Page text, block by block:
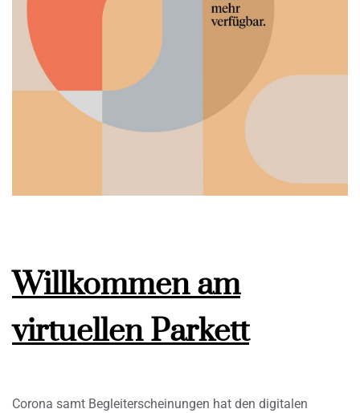
Willkommen am
virtuellen Parkett
Corona samt Begleiterscheinungen hat den digitalen